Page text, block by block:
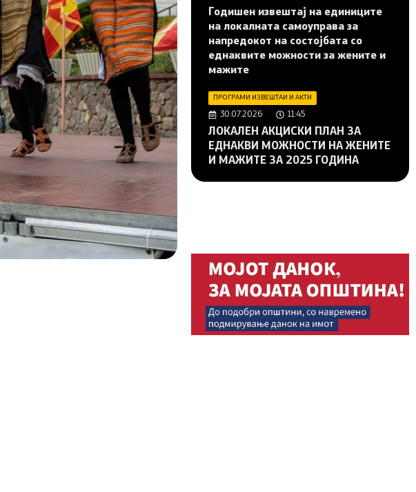
Годишен извештај на единиците
на локалната самоуправа за
напредокот на состојбата со
еднаквите можности за жените и
мажите
ПРОГРАМИ ИЗВЕШТАИ И АКТИ
30.07.2026 11:45
ЛОКАЛЕН АКЦИСКИ ПЛАН ЗА
ЕДНАКВИ МОЖНОСТИ НА ЖЕНИТЕ
И МАЖИТЕ ЗА 2025 ГОДИНА